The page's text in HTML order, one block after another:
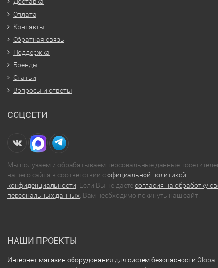
Оплата
Контакты
Обратная связь
Поддержка
Бренды
Статьи
Вопросы и ответы
СОЦСЕТИ
Мы получаем и обрабатываем персональные данные
нашего сайта в соответствии софициальной политикой
конфиденциальности . Если Вы не даетесогласия на обработку
персональных данных , Вам необходимо покинуть наш сайт.
НАШИ ПРОЕКТЫ
Интернет-магазин оборудования для систем безопасности Global-